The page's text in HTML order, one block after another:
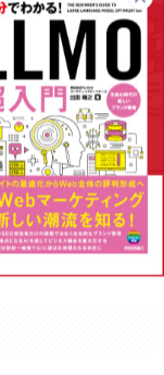
のであれば、す
すめしません。
アップグレード
払い続けること
トの規模に対して
れるので、サー
う。